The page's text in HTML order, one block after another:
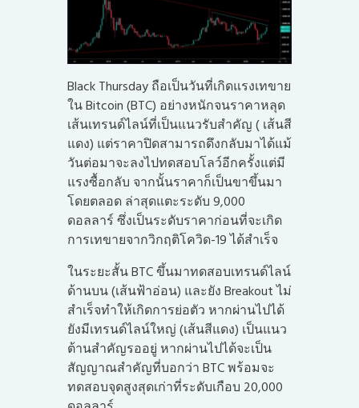
Black Thursday ถือเป็นวันที่เกิดแรงเทขาย
ใน Bitcoin (BTC) อย่างหนักจนราคาหลุด
เส้นเทรนด์ไลน์ที่เป็นแนวรับสำคัญ ( เส้นสี
แดง) แต่ราคาปิดสามารถดึงกลับมาได้แม้
วันต่อมาจะลงไปทดสอบโลว์อีกครั้งแต่มี
แรงซื้อกลับ จากนั้นราคาก็เป็นขาขึ้นมา
โดยตลอด ล่าสุดแตะระดับ 9,000
ดอลลาร์ ซึ่งเป็นระดับราคาก่อนที่จะเกิด
การเทขายจากวิกฤติโควิด-19 ได้สำเร็จ
ในระยะสั้น BTC ขึ้นมาทดสอบเทรนด์ไลน์
ด้านบน (เส้นฟ้าอ่อน) และยัง Breakout ไม่
สำเร็จทำให้เกิดการย่อตัว หากผ่านไปได้
ยังมีเทรนด์ไลน์ใหญ่ (เส้นสีแดง) เป็นแนว
ต้านสำคัญรออยู่ หากผ่านไปได้จะเป็น
สัญญาณสำคัญที่บอกว่า BTC พร้อมจะ
ทดสอบจุดสูงสุดเก่าที่ระดับเกือบ 20,000